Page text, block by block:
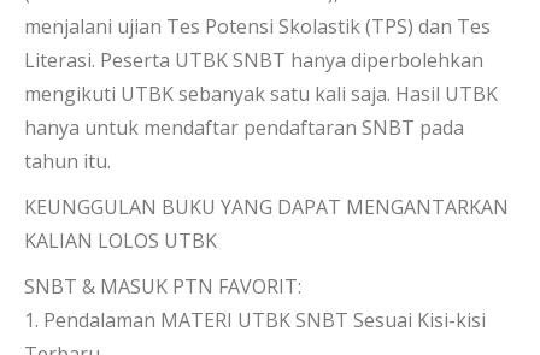
menjalani ujian Tes Potensi Skolastik (TPS) dan Tes
Literasi. Peserta UTBK SNBT hanya diperbolehkan
mengikuti UTBK sebanyak satu kali saja. Hasil UTBK
hanya untuk mendaftar pendaftaran SNBT pada
tahun itu.
KEUNGGULAN BUKU YANG DAPAT MENGANTARKAN
KALIAN LOLOS UTBK
SNBT & MASUK PTN FAVORIT:
1. Pendalaman MATERI UTBK SNBT Sesuai Kisi-kisi